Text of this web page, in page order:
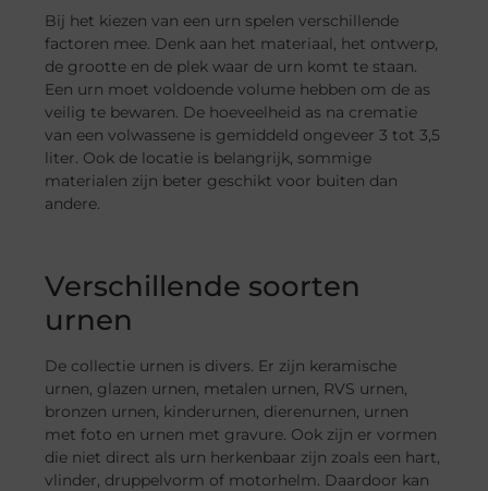
Bij het kiezen van een urn spelen verschillende
factoren mee. Denk aan het materiaal, het ontwerp,
de grootte en de plek waar de urn komt te staan.
Een urn moet voldoende volume hebben om de as
veilig te bewaren. De hoeveelheid as na crematie
van een volwassene is gemiddeld ongeveer 3 tot 3,5
liter. Ook de locatie is belangrijk, sommige
materialen zijn beter geschikt voor buiten dan
andere.
Verschillende soorten
urnen
De collectie urnen is divers. Er zijn keramische
urnen, glazen urnen, metalen urnen, RVS urnen,
bronzen urnen, kinderurnen, dierenurnen, urnen
met foto en urnen met gravure. Ook zijn er vormen
die niet direct als urn herkenbaar zijn zoals een hart,
vlinder, druppelvorm of motorhelm. Daardoor kan